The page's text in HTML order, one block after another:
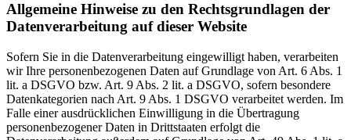
Allgemeine Hinweise zu den Rechtsgrundlagen der
Datenverarbeitung auf dieser Website
Sofern Sie in die Datenverarbeitung eingewilligt haben, verarbeiten
wir Ihre personenbezogenen Daten auf Grundlage von Art. 6 Abs. 1
lit. a DSGVO bzw. Art. 9 Abs. 2 lit. a DSGVO, sofern besondere
Datenkategorien nach Art. 9 Abs. 1 DSGVO verarbeitet werden. Im
Falle einer ausdrücklichen Einwilligung in die Übertragung
personenbezogener Daten in Drittstaaten erfolgt die